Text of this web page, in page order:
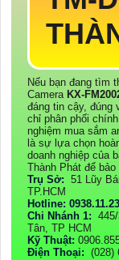
Nếu bạn đang tìm
Camera KX-
đáng tin cậy, đúng
chỉ phân phối
nghiệm mua sắm
là sự lựa chọn
doanh nghiệp của
Thành Phát để
Trụ Sở: 51 Lũy
TP.HCM
Hotline:
Chi Nhánh 1:
Tân, TP HCM
Kỹ Thuật:
Điện Thoại: (028)